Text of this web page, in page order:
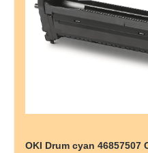
OKI Drum cyan 46857507